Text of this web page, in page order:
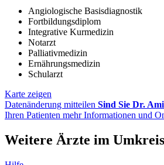
Angiologische Basisdiagnostik
Fortbildungsdiplom
Integrative Kurmedizin
Notarzt
Palliativmedizin
Ernährungsmedizin
Schularzt
Karte zeigen
Datenänderung mitteilen Sind Sie Dr.
Ihren Patienten mehr Informationen und
Weitere Ärzte im Umkreis